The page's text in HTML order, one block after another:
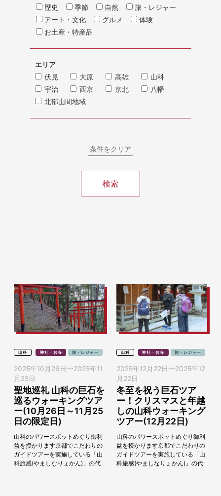
歴史
季節 自然
旅・レジャー
アート・文化
グルメ
体験
お土産・特産品
エリア
伏見
大原 高雄
山科
宇治
西京 京北
八幡
北部山間地域
条件をクリア
山科 神社・お寺 旅・レジャー
2025年10月26日 〜2025年11
月25日
聖地巡礼 山科の巨石を
巡るウォーキングツア
ー(10月26日～11月25
日の限定日)
山科のパワースポットめぐり御利
益を授かります京都でこだわりの
ガイドツアーを実施している「山
科旅感(やましなりょかん)」の代
山科 神社・お寺 旅・レジャー
2025年12月22日 〜2025年12
月22日
冬至を祝う巨石ツア
ー！クリスマスと年越
しの山科ウォーキング
ツアー(12月22日)
山科のパワースポットめぐり御利
益を授かります京都でこだわりの
ガイドツアーを実施している「山
科旅感(やましなりょかん)」の代